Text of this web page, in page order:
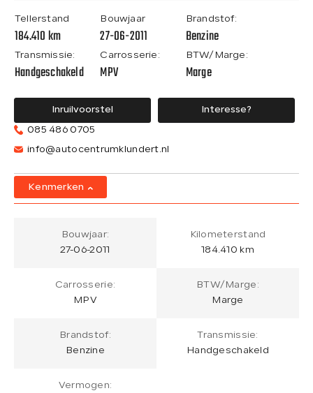
Tellerstand
184.410 km
Bouwjaar
27-06-2011
Brandstof:
Benzine
Transmissie:
Handgeschakeld
Carrosserie:
MPV
BTW/Marge:
Marge
Inruilvoorstel
Interesse?
085 486 0705
info@autocentrumklundert.nl
Kenmerken
Bouwjaar:
27-06-2011
Kilometerstand
184.410 km
Carrosserie:
MPV
BTW/Marge:
Marge
Brandstof:
Benzine
Transmissie:
Handgeschakeld
Vermogen: